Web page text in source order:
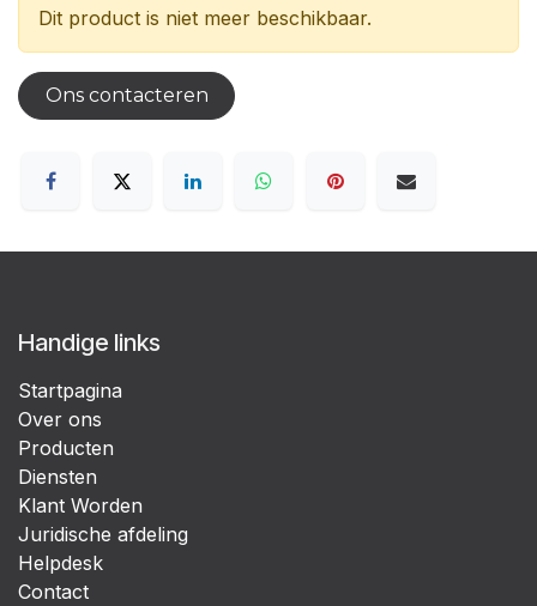
Dit product is niet meer beschikbaar.
Ons contacteren
Handige links
Startpagina
Over ons
Producten
Diensten
Klant Worden
Juridische afdeling
Helpdesk
Contact